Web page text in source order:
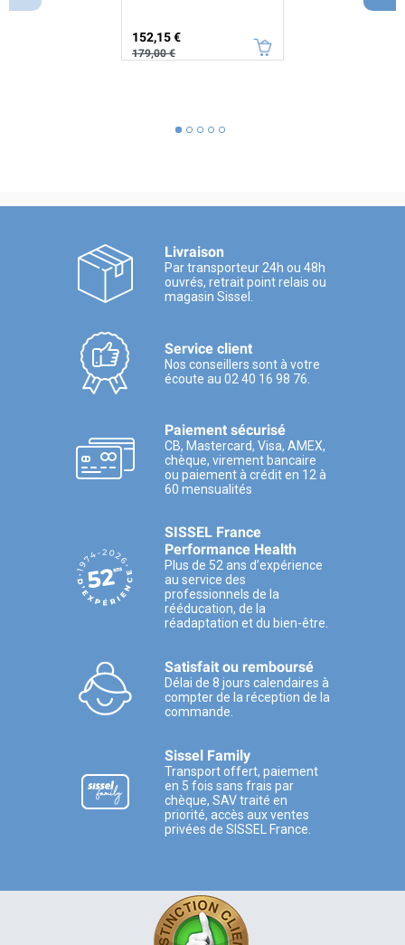
Prix
152,15 € Prix de base
179,00 €
Livraison
Par transporteur 24h ou 48h
ouvrés, retrait point relais ou
magasin Sissel.
Service client
Nos conseillers sont à votre
écoute au 02 40 16 98 76.
Paiement sécurisé
CB, Mastercard, Visa, AMEX,
chèque, virement bancaire
ou paiement à crédit en 12 à
60 mensualités
SISSEL France
Performance Health
Plus de 52 ans d’expérience
au service des
professionnels de la
rééducation, de la
réadaptation et du bien-être.
Satisfait ou remboursé
Délai de 8 jours calendaires à
compter de la réception de la
commande.
Sissel Family
Transport offert, paiement
en 5 fois sans frais par
chèque, SAV traité en
priorité, accès aux ventes
privées de SISSEL France.